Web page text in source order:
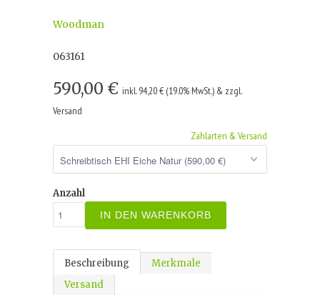
Woodman
063161
590,00 € inkl. 94,20 € (19.0% MwSt.) & zzgl.
Versand
Zahlarten & Versand
Anzahl
IN DEN WARENKORB
Beschreibung
Merkmale
Versand